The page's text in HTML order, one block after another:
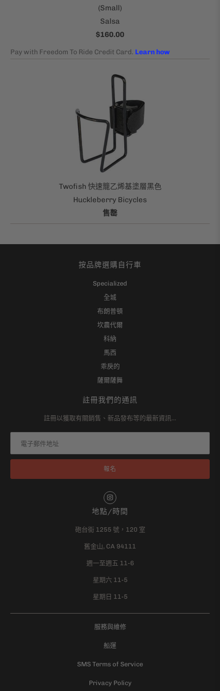
(Small)
Salsa
$160.00
Twofish 快速籠乙烯基塗層黑色
Huckleberry Bicycles
售罄
按品牌選購自行車
Specialized
全城
布朗普頓
坎農代爾
科納
馬西
乖戾的
薩爾薩舞
註冊我們的通訊
註冊以獲取有關銷售、新品發布等的最新資訊…
地點/時間
砲台街 1255 號，120 室
舊金山, CA 94111
週一至週五 11-6
星期六 11-5
星期日 11-5
服務與維修
船運
SMS Terms of Service
Privacy Policy